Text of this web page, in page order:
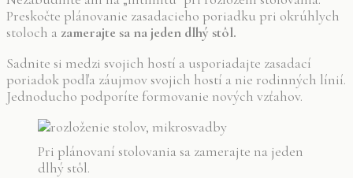
Preskočte plánovanie zasadacieho poriadku pri okrúhlych
stoloch a zamerajte sa na jeden dlhý stôl.
Sadnite si medzi svojich hostí a usporiadajte zasadací
poriadok podľa záujmov svojich hostí a nie rodinných línií.
Jednoducho podporíte formovanie nových vzťahov.
Pri plánovaní stolovania sa zamerajte na jeden
dlhý stôl.